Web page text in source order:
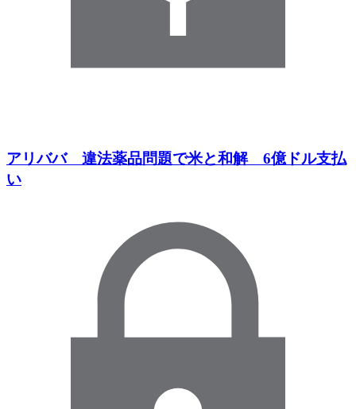
アリババ 違法薬品問題で米と和解 6億ドル支払
い